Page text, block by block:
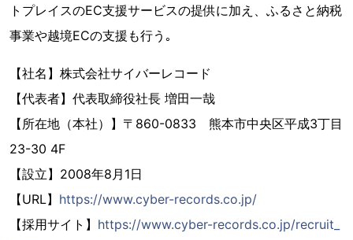
トプレイスのEC支援サービスの提供に加え、ふるさと納税
事業や越境ECの支援も行う｡
【社名】株式会社サイバーレコード
【代表者】代表取締役社長 増田一哉
【所在地（本社）】〒860-0833 熊本市中央区平成3丁目
23-30 4F
【設立】2008年8月1日
【URL】 https://www.cyber-records.co.jp/
【採用サイト】 https://www.cyber-records.co.jp/recruit_